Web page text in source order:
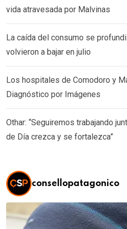
vida atravesada por Malvinas
La caída del consumo se
volvieron a bajar en julio
Los hospitales de Comodoro y
Diagnóstico por Imágenes
Othar: “Seguiremos trabajando
de Día crezca y se fortalezca”
consellopatagonico